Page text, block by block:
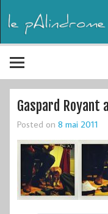
Gaspard Royant
Posted on 8 mai 2011